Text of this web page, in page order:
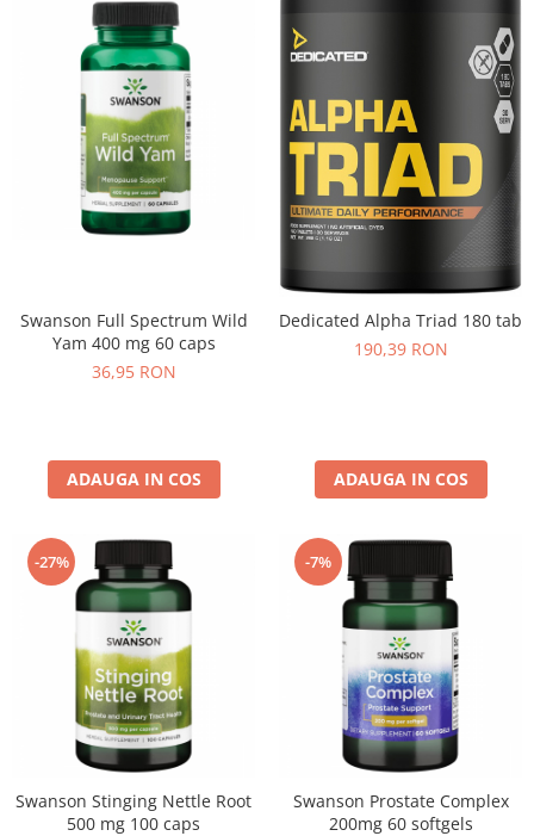
Swanson Full Spectrum Wild
Yam 400 mg 60 caps
36,95 RON
ADAUGA IN COS
Dedicated Alpha Triad 180 tab
190,39 RON
ADAUGA IN COS
-27%
Swanson Stinging Nettle Root
500 mg 100 caps
-7%
Swanson Prostate Complex
200mg 60 softgels